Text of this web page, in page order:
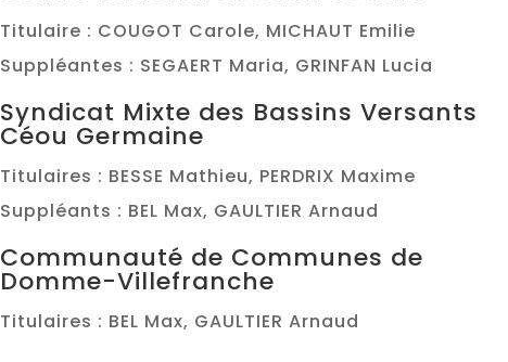
Titulaire : COUGOT Carole, MICHAUT Emilie
Suppléantes : SEGAERT Maria, GRINFAN Lucia
Syndicat Mixte des Bassins Versants
Céou Germaine
Titulaires : BESSE Mathieu, PERDRIX Maxime
Suppléants : BEL Max, GAULTIER Arnaud
Communauté de Communes de
Domme-Villefranche
Titulaires : BEL Max, GAULTIER Arnaud